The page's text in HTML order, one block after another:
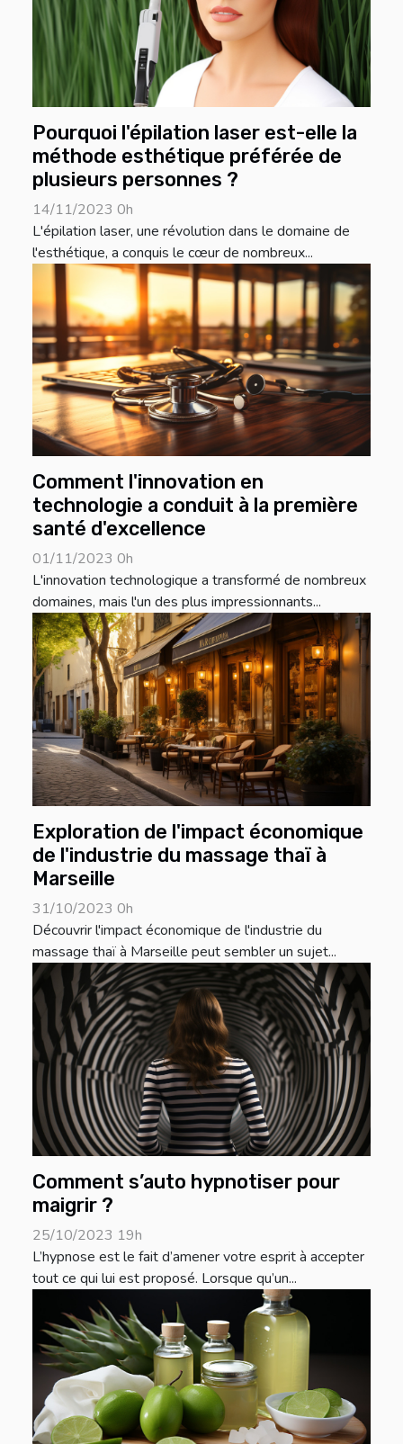
Pourquoi l'épilation laser est-elle la
méthode esthétique préférée de
plusieurs personnes ?
14/11/2023 0h
L'épilation laser, une révolution dans le domaine de
l'esthétique, a conquis le cœur de nombreux...
Comment l'innovation en
technologie a conduit à la première
santé d'excellence
01/11/2023 0h
L'innovation technologique a transformé de nombreux
domaines, mais l'un des plus impressionnants...
Exploration de l'impact économique
de l'industrie du massage thaï à
Marseille
31/10/2023 0h
Découvrir l'impact économique de l'industrie du
massage thaï à Marseille peut sembler un sujet...
Comment s’auto hypnotiser pour
maigrir ?
25/10/2023 19h
L’hypnose est le fait d’amener votre esprit à accepter
tout ce qui lui est proposé. Lorsque qu’un...